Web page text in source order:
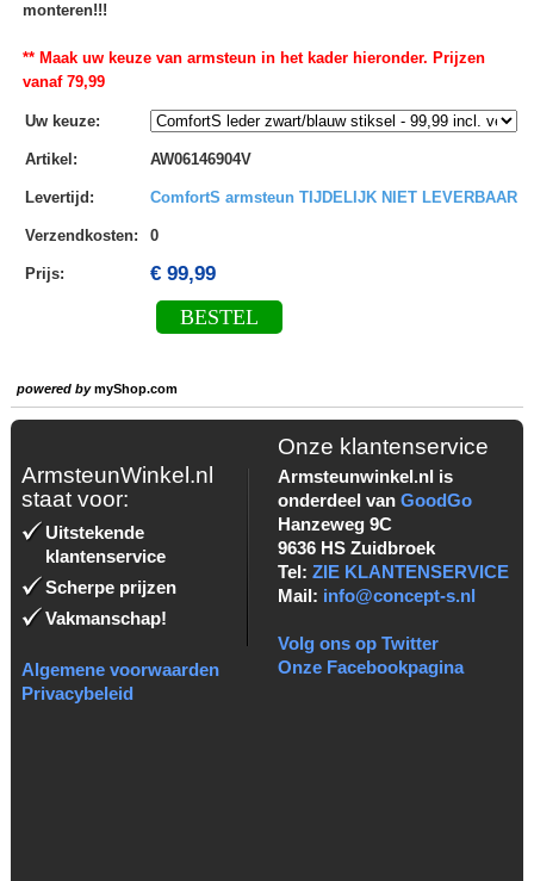
monteren!!!
** Maak uw keuze van armsteun in het kader hieronder. Prijzen
vanaf 79,99
Uw keuze:
Artikel : AW06146904V
Levertijd : ComfortS armsteun TIJDELIJK NIET LEVERBAAR
Verzendkosten: 0
Prijs: € 99,99
BESTEL
powered bymyShop.com
ArmsteunWinkel.nl
staat voor:
Uitstekende
klantenservice
Scherpe prijzen
Vakmanschap!
Algemene voorwaarden
Privacybeleid
Onze klantenservice
Armsteunwinkel.nl is
onderdeel van GoodGo
Hanzeweg 9C
9636 HS Zuidbroek
Tel: ZIE KLANTENSERVICE
Mail: info@concept-s.nl
Volg ons op Twitter
Onze Facebookpagina